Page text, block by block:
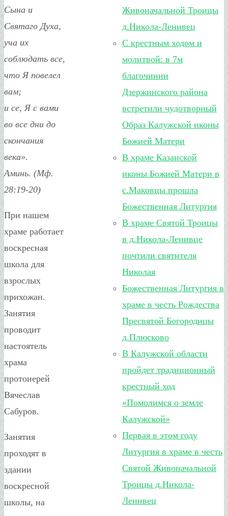
Сына и
Святаго Духа,
уча их
соблюдать все,
что Я повелел
вам;
и се, Я с вами
во все дни до
скончания
века».
Аминь. (Мф.
28:19-20)
При нашем
храме работает
воскресная
школа для
взрослых
прихожан.
Занятия
проводит
настоятель
храма
протоиерей
Вячеслав
Сабуров.
Занятия
проходят в
здании
воскресной
школы, на
Живоначальной Троицы
д.Никола-Ленивец
С крестным ходом и
молитвой: в 7м
благочинии
Дзержинского района
встретили чудотворный
Образ Калужской иконы
Божией Матери
В храме Казанской
иконы Божией Матери в
с.Маковцы прошла
Божественная Литургия
В храме Святой Троицы
в д.Никола-Ленивце
почтили святителя
Николая
Божественная Литургия в
храме в честь Рождества
Пресвятой Богородицы
д.Плюсково
В Калужской области
пройдет традиционный
крестный ход
«Помолимся о земле
Калужской»
Первая в этом году
Литургия в храме в честь
Святой Живоначальной
Троицы д.Никола-
Ленивец